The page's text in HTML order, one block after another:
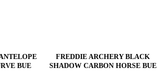
BUE
FREDDIE ARCHERY BLACK
SHADOW CARBON HORSE BUE